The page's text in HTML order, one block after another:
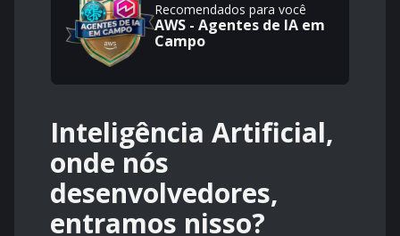
Recomendados para você
AWS - Agentes de IA em
Campo
Inteligência Artificial,
onde nós
desenvolvedores,
entramos nisso?